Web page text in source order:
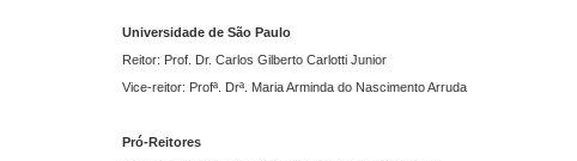
Universidade de São Paulo
Reitor: Prof. Dr. Carlos Gilberto Carlotti Junior
Vice-reitor: Profª. Drª. Maria Arminda do Nascimento Arruda
Pró-Reitores